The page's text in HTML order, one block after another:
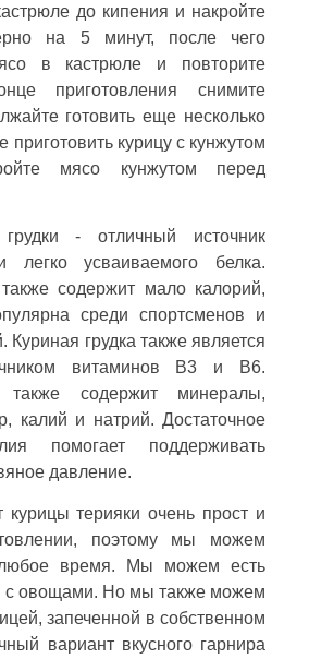
до кипения и накройте
на 5 минут, после чего
в кастрюле и повторите
приготовления снимите
готовить еще несколько
приготовить курицу с кунжутом
мясо кунжутом перед
- отличный источник
легко усваиваемого белка.
также содержит мало калорий,
среди спортсменов и
грудка также является
витаминов B3 и B6.
содержит минералы,
калий и натрий. Достаточное
помогает поддерживать
давление.
курицы терияки очень прост и
поэтому мы можем
время. Мы можем есть
с овощами. Но мы также можем
запеченной в собственном
вариант вкусного гарнира